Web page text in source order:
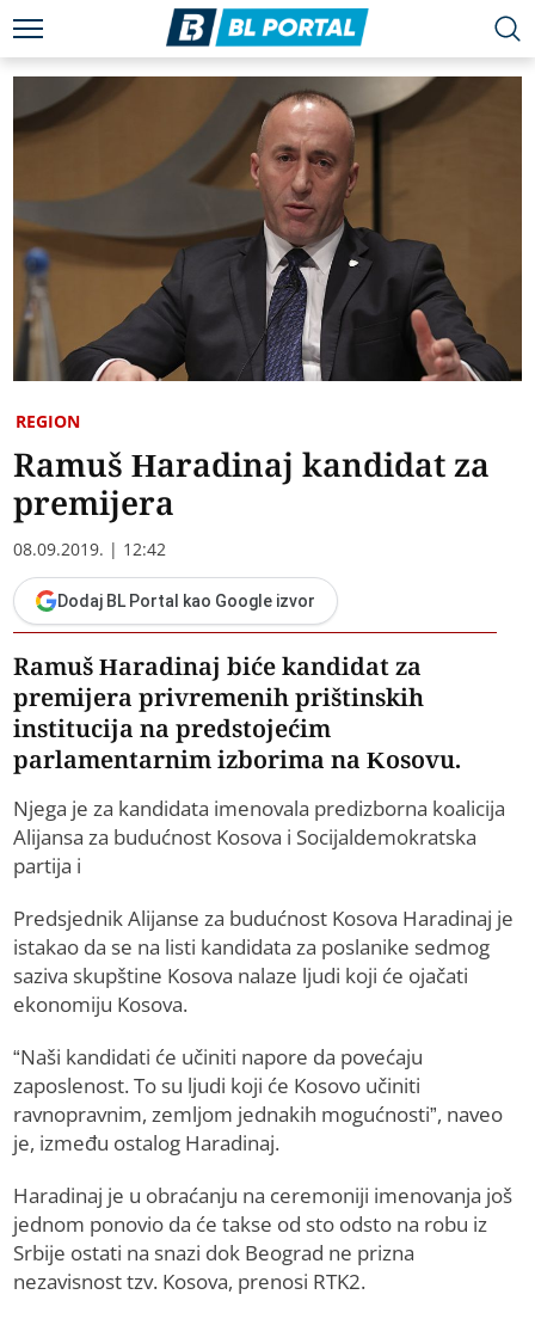
REGION
Ramuš Haradinaj kandidat za
premijera
08.09.2019. | 12:42
Dodaj BL Portal kao Google izvor
Ramuš Haradinaj biće kandidat za
premijera privremenih prištinskih
institucija na predstojećim
parlamentarnim izborima na Kosovu.
Njega je za kandidata imenovala predizborna koalicija
Alijansa za budućnost Kosova i Socijaldemokratska
partija i
Predsjednik Alijanse za budućnost Kosova Haradinaj je
istakao da se na listi kandidata za poslanike sedmog
saziva skupštine Kosova nalaze ljudi koji će ojačati
ekonomiju Kosova.
“Naši kandidati će učiniti napore da povećaju
zaposlenost. To su ljudi koji će Kosovo učiniti
ravnopravnim, zemljom jednakih mogućnosti”, naveo
je, između ostalog Haradinaj.
Haradinaj je u obraćanju na ceremoniji imenovanja još
jednom ponovio da će takse od sto odsto na robu iz
Srbije ostati na snazi dok Beograd ne prizna
nezavisnost tzv. Kosova, prenosi RTK2.